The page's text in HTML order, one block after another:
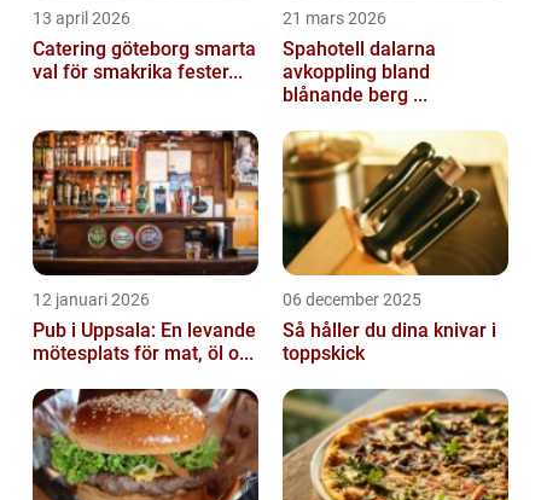
13 april 2026
Catering göteborg smarta
val för smakrika fester...
21 mars 2026
Spahotell dalarna
avkoppling bland
blånande berg ...
12 januari 2026
Pub i Uppsala: En levande
mötesplats för mat, öl o...
06 december 2025
Så håller du dina knivar i
toppskick